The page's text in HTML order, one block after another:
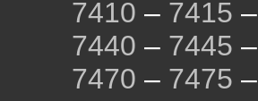
7410 – 7415 –
7440 – 7445 –
7470 – 7475 –